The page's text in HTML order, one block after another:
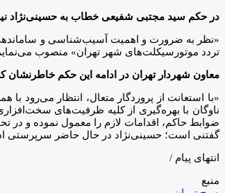
در حکم سید مجتبی شفیعی خطاب به حسینی‌نژاد
«نظر به ضرورت و اهمیت آسیب‌شناسی و
تردد موتورسیکلت‌های شهر تهران» منصوب
معاون شهردار تهران در ادامه این حکم خاطرنشان
«با استعانت از پروردگار متعال، انتظار می‌رود
ناوگان با بهره‌گیری از کلیه ظرفیت‌های
ضوابط حاکم، اقدامات لازم را معمول نموده و در
گفتنی است؛ حسینی‌نژاد در حال حاضر سرپرستی
انتهای پیام /
منبع